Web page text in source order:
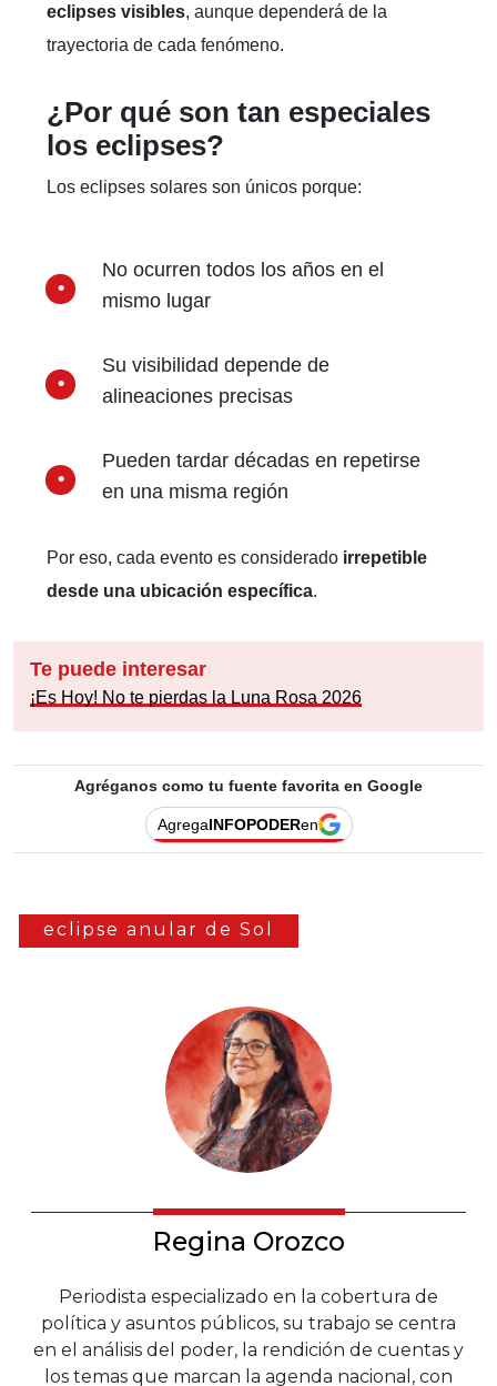
eclipses visibles, aunque dependerá de la
trayectoria de cada fenómeno.
¿Por qué son tan especiales
los eclipses?
Los eclipses solares son únicos porque:
No ocurren todos los años en el
mismo lugar
Su visibilidad depende de
alineaciones precisas
Pueden tardar décadas en repetirse
en una misma región
Por eso, cada evento es considerado irrepetible
desde una ubicación específica.
Te puede interesar
¡Es Hoy! No te pierdas la Luna Rosa 2026
Agréganos como tu fuente favorita en Google
AgregaINFOPODERen
eclipse anular de Sol
Regina Orozco
Periodista especializado en la cobertura de
política y asuntos públicos, su trabajo se centra
en el análisis del poder, la rendición de cuentas y
los temas que marcan la agenda nacional, con